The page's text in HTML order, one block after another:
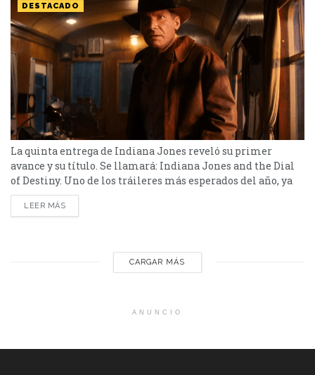
DESTACADO
La quinta entrega de Indiana Jones reveló su primer
avance y su título. Se llamará: Indiana Jones and the Dial
of Destiny. Uno de los tráileres más esperados del año, ya
llegó. El regreso de Harrison Ford, a sus 80 años, como el
mítico arqueólogo Indiana Jones. Con un guiño a las
LEER MÁS
CARGAR MÁS
ANUNCIO